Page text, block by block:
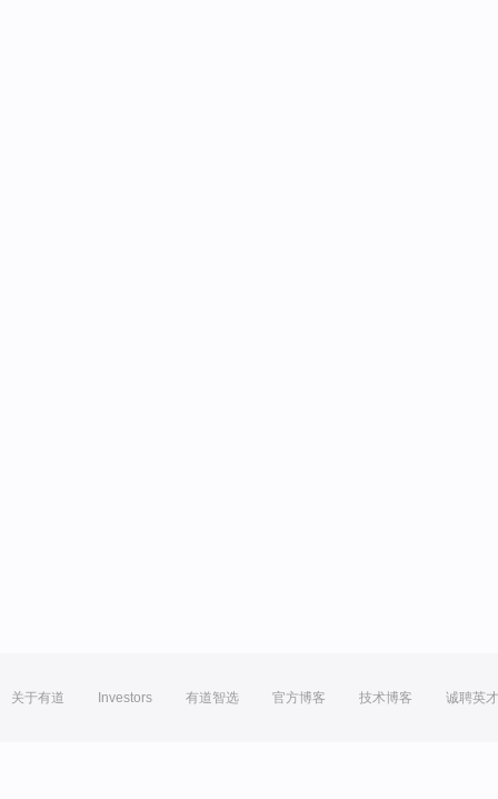
关于有道 Investors 有道智选 官方博客 技术博客 诚聘英才